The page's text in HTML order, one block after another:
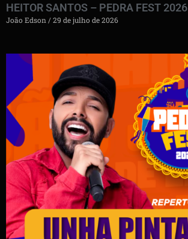
HEITOR SANTOS – PEDRA FEST 2026
João Edson 29 de julho de 2026